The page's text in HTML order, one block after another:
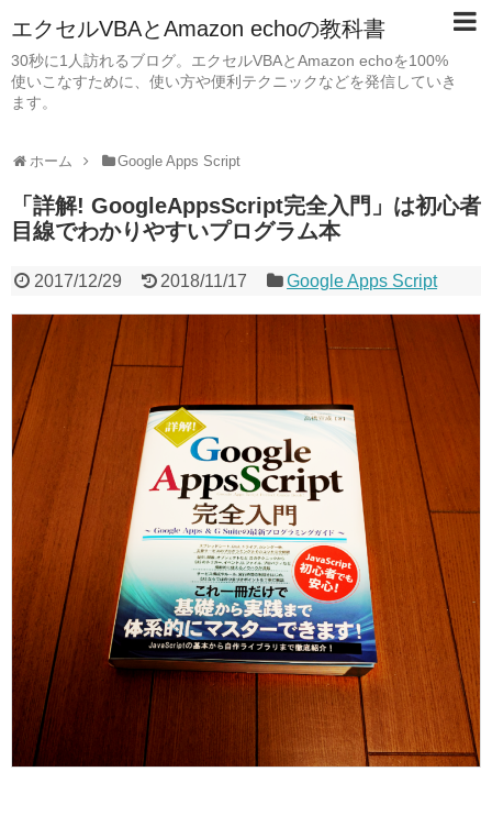
エクセルVBAとAmazon echoの教科書
30秒に1人訪れるブログ。エクセルVBAとAmazon echoを100%
使いこなすために、使い方や便利テクニックなどを発信していき
ます。
ホーム Google Apps Script
「詳解! GoogleAppsScript完全入門」は初心者
目線でわかりやすいプログラム本
2017/12/29 2018/11/17 Google Apps Script